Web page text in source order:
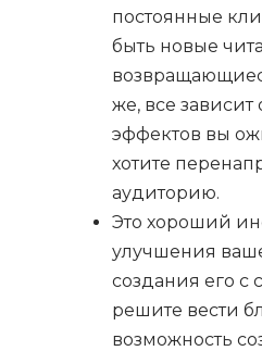
постоянные
быть новые
же, все зависит
эффектов вы
хотите
аудиторию.
Это хороший
улучшения
создания его с
решите вести
возможность